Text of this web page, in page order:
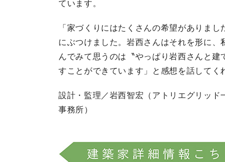
ています。
「家づくりにはたくさんの希望がありま
にぶつけました。岩西さんはそれを形に
んでみて思うのは〝やっぱり岩西さんと
すことができています」と感想を話してく
設計・監理／岩西智宏（アトリエグリッド
事務所）